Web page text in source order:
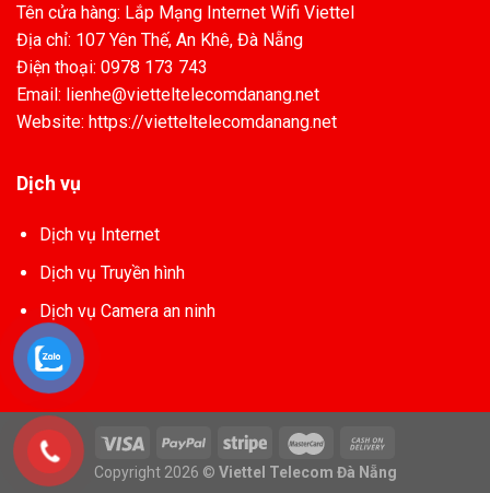
Tên cửa hàng: Lắp Mạng Internet Wifi Viettel
Địa chỉ: 107 Yên Thế, An Khê, Đà Nẵng
Điện thoại: 0978 173 743
Email: lienhe@vietteltelecomdanang.net
Website: https://vietteltelecomdanang.net
Dịch vụ
Dịch vụ Internet
Dịch vụ Truyền hình
Dịch vụ Camera an ninh
Copyright 2026 © Viettel Telecom Đà Nẵng